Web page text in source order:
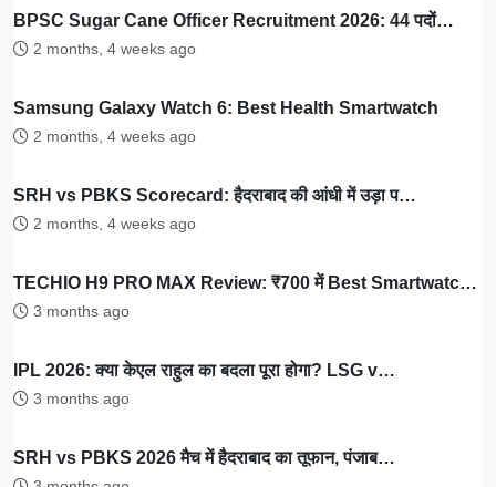
BPSC Sugar Cane Officer Recruitment 2026: 44 पदों…
2 months, 4 weeks ago
Samsung Galaxy Watch 6: Best Health Smartwatch
2 months, 4 weeks ago
SRH vs PBKS Scorecard: हैदराबाद की आंधी में उड़ा प…
2 months, 4 weeks ago
TECHIO H9 PRO MAX Review: ₹700 में Best Smartwatc…
3 months ago
IPL 2026: क्या केएल राहुल का बदला पूरा होगा? LSG v…
3 months ago
SRH vs PBKS 2026 मैच में हैदराबाद का तूफान, पंजाब…